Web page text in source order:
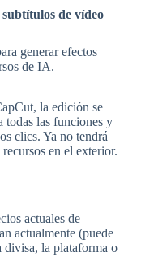
de vídeo
generar efectos
de IA.
la edición se
todas las funciones y
clics. Ya no tendrá
en el exterior.
actuales de
actualmente (puede
divisa, la plataforma o